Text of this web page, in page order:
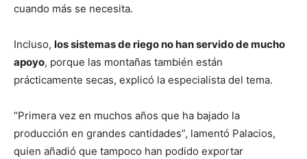
cuando más se necesita.
Incluso, los sistemas de riego no han servido de mucho
apoyo, porque las montañas también están
prácticamente secas, explicó la especialista del tema.
“Primera vez en muchos años que ha bajado la
producción en grandes cantidades”, lamentó Palacios,
quien añadió que tampoco han podido exportar